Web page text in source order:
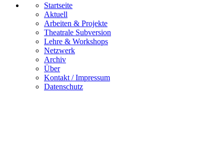
Startseite
Aktuell
Arbeiten & Projekte
Theatrale Subversion
Lehre & Workshops
Netzwerk
Archiv
Über
Kontakt / Impressum
Datenschutz